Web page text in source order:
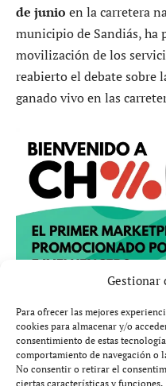
Gestionar
Para ofrecer las mejores
cookies para almacenar y/o
consentimiento de estas
comportamiento de navegación o
No consentir o retirar el
ciertas características y funciones.
de junio en la carretera
municipio de Sandiás, ha
movilización de los
reabierto el debate sobre
ganado vivo en las
El siniestro se produjo
Piñeira de Arcos, cuando
180 cerdos vivosperdió